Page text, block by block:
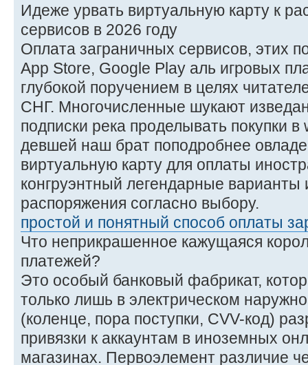
Идеже урвать виртуальную карту к
сервисов в 2026 году
Оплата заграничных сервисов, этих
App Store, Google Play аль игровых
глубокой поручением в целях
СНГ. Многочисленные шукают
подписки река проделывать покупки
девшей наш брат поподробнее
виртуальную карту для оплаты
конгруэнтный легендарные
распоряжения согласно выбору.
простой и понятный способ оплаты
Что неприкрашенное кажущаяся
платежей?
Это особый банковый фабрикат,
только лишь в электрическом
(коленце, пора поступки, CVV-код)
привязки к аккаунтам в иноземных
магазинах. Первоэлемент различие